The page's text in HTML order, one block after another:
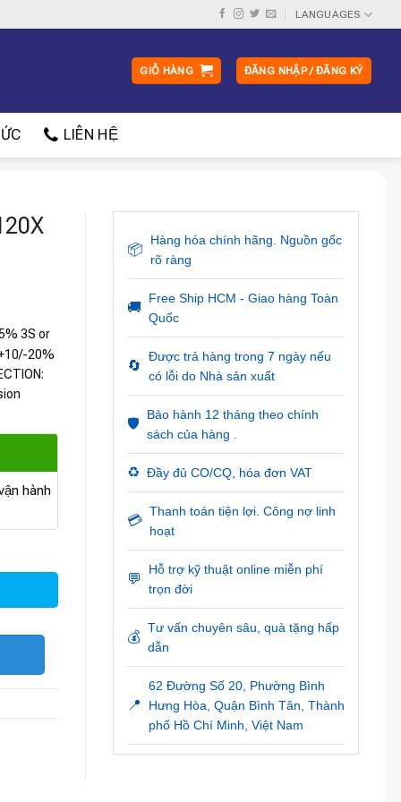
LANGUAGES
GIỎ HÀNG ĐĂNG NHẬP / ĐĂNG KÝ
LIÊN HỆ
3S or
20%
hành
📦
Hàng hóa chính hãng. Nguồn gốc
rõ ràng
🚚
Free Ship HCM - Giao hàng Toàn
Quốc
🔄
Được trả hàng trong 7 ngày nếu
có lỗi do Nhà sản xuất
🛡️
Bảo hành 12 tháng theo chính
sách của hàng .
♻️ Đầy đủ CO/CQ, hóa đơn VAT
💳
Thanh toán tiện lợi. Công nợ linh
hoạt
💬
Hỗ trợ kỹ thuật online miễn phí
trọn đời
💰
Tư vấn chuyên sâu, quà tặng hấp
dẫn
📍
62 Đường Số 20, Phường Bình
Hưng Hòa, Quận Bình Tân, Thành
phố Hồ Chí Minh, Việt Nam